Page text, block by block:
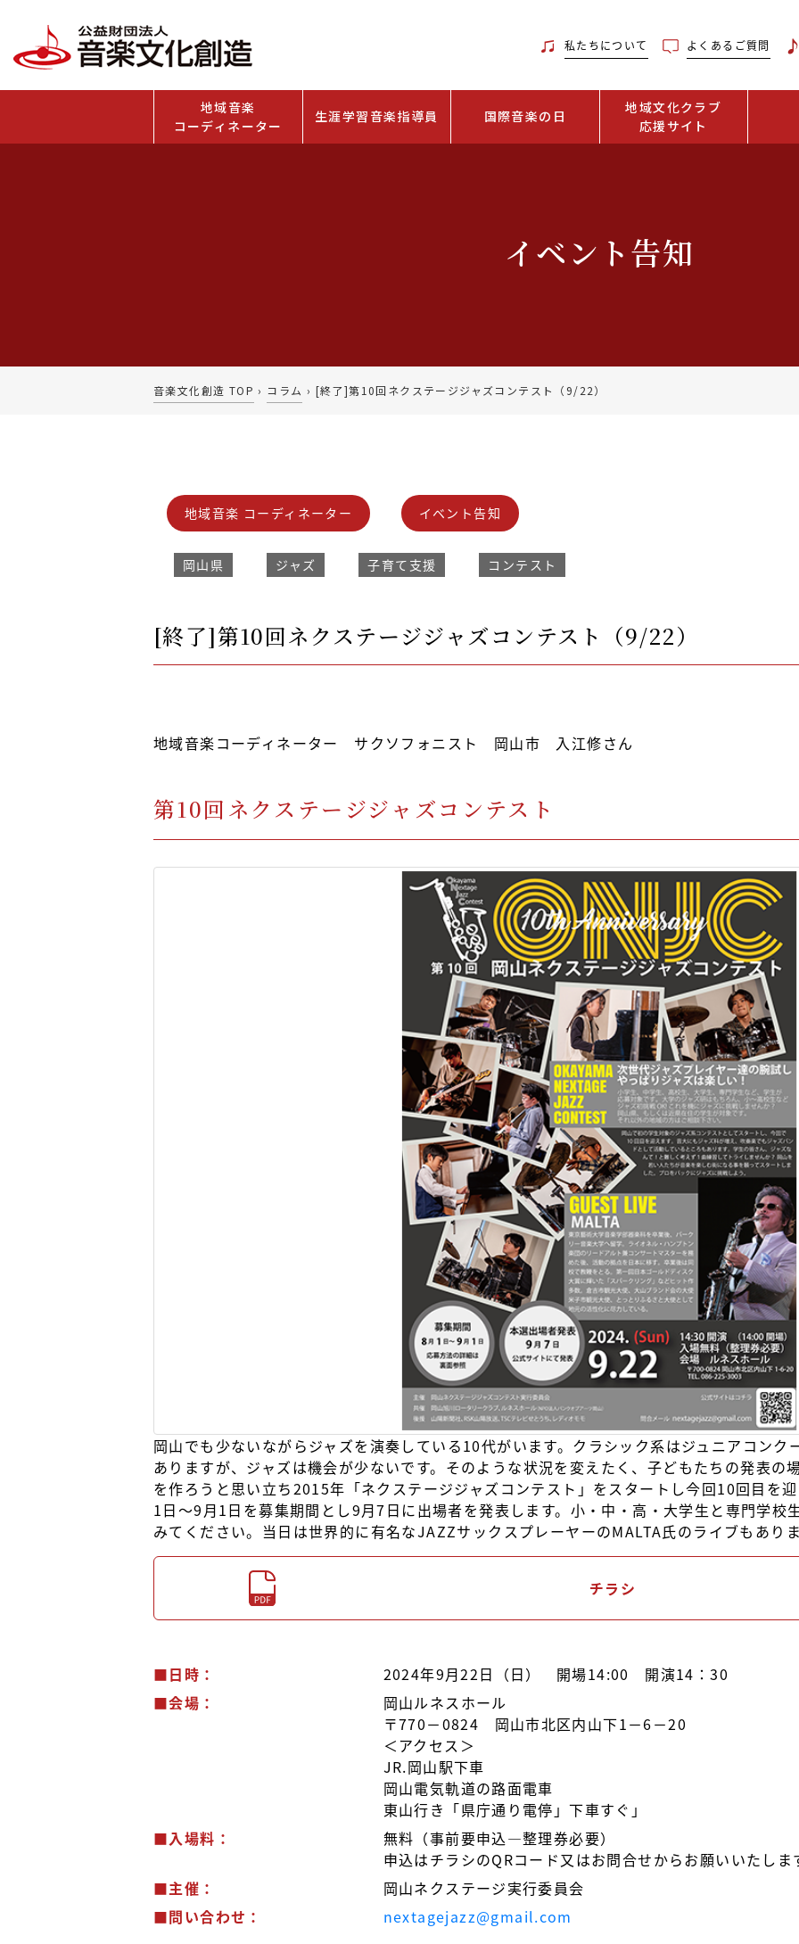
私たちについて よくあるご質問
地域音楽
コーディネーター
生涯学習音楽指導員 国際音楽の日
地域文化クラブ
応援サイト
イベント告知
音楽文化創造 TOP › コラム › [終了]第10回ネクステージジャズコンテスト（9/22）
地域音楽 コーディネーター イベント告知
岡山県 ジャズ 子育て支援 コンテスト
[終了]第10回ネクステージジャズコンテスト（9/22）
地域音楽コーディネーター サクソフォニスト 岡山市 入江修さん
第10回ネクステージジャズコンテスト
岡山でも少ないながらジャズを演奏している10代がいます。クラシック系はジュニアコン
ありますが、ジャズは機会が少ないです。そのような状況を変えたく、子どもたちの発表の
を作ろうと思い立ち2015年「ネクステージジャズコンテスト」をスタートし今回10回目を
1日～9月1日を募集期間とし9月7日に出場者を発表します。小・中・高・大学生と専門学校
みてください。当日は世界的に有名なJAZZサックスプレーヤーのMALTA氏のライブもあり
チラシ
■日時：
2024年9月22日（日） 開場14:00 開演14：30
■会場：
岡山ルネスホール
〒770－0824 岡山市北区内山下1－6－20
＜アクセス＞
JR.岡山駅下車
岡山電気軌道の路面電車
東山行き「県庁通り電停」下車すぐ」
■入場料：
無料（事前要申込―整理券必要）
申込はチラシのQRコード又はお問合せからお願いいたしま
■主催：
岡山ネクステージ実行委員会
■問い合わせ：
nextagejazz@gmail.com